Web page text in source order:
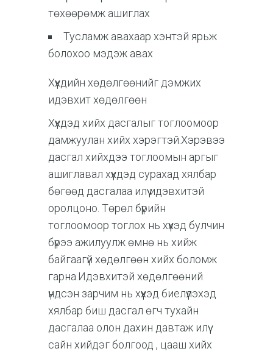
төхөөрөмж ашиглах
Тусламж авахаар хэнтэй ярьж
болохоо мэдэж авах
Хүүхдийн хөдөлгөөнийг дэмжих
идэвхит хөдөлгөөн
Хүүхдэд хийх дасгалыг тоглоомоор
дамжуулан хийх хэрэгтэй.Хэрэвээ
дасгал хийхдээ тоглоомын аргыг
ашиглавал хүүхдэд сурахад хялбар
бөгөөд дасгалаа илүү идэвхитэй
оролцоно. Төрөл бүрийн
тоглоомоор тоглох нь хүүхэд булчин
бүрээ ажилуулж өмнө нь хийж
байгаагүй хөдөлгөөн хийх боломж
гарна.Идэвхитэй хөдөлгөөний
үндсэн зарчим нь хүүхэд биелүүлэхэд
хялбар биш дасгал өгч тухайн
дасгалаа олон дахин давтаж илүү
сайн хийдэг болгоод , цааш хийх